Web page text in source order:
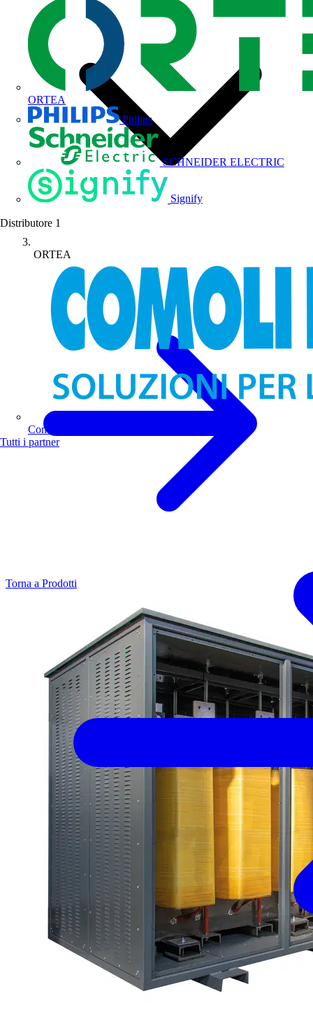
ORTEA
Philips
SCHNEIDER ELECTRIC
Signify
Distributore 1
Comoli Ferrari
Tutti i partner
ORTEA
Torna a Prodotti